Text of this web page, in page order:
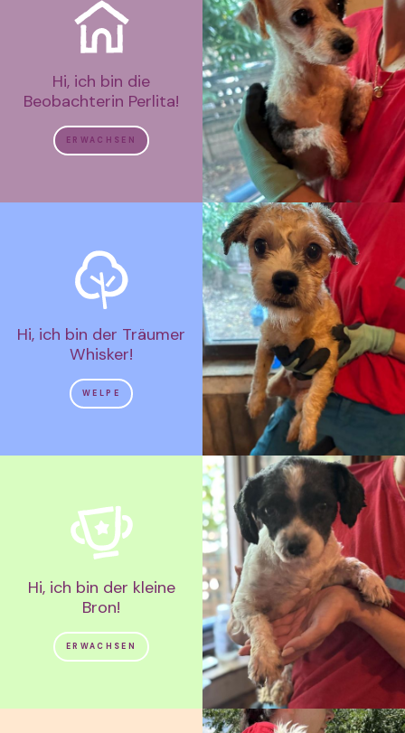
Hi, ich bin die
Beobachterin Perlita!
ERWACHSEN
Hi, ich bin der Träumer
Whisker!
WELPE
Hi, ich bin der kleine
Bron!
ERWACHSEN